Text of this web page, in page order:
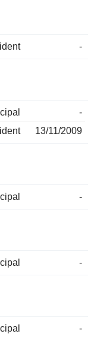
-
-
13/11/2009
-
-
-